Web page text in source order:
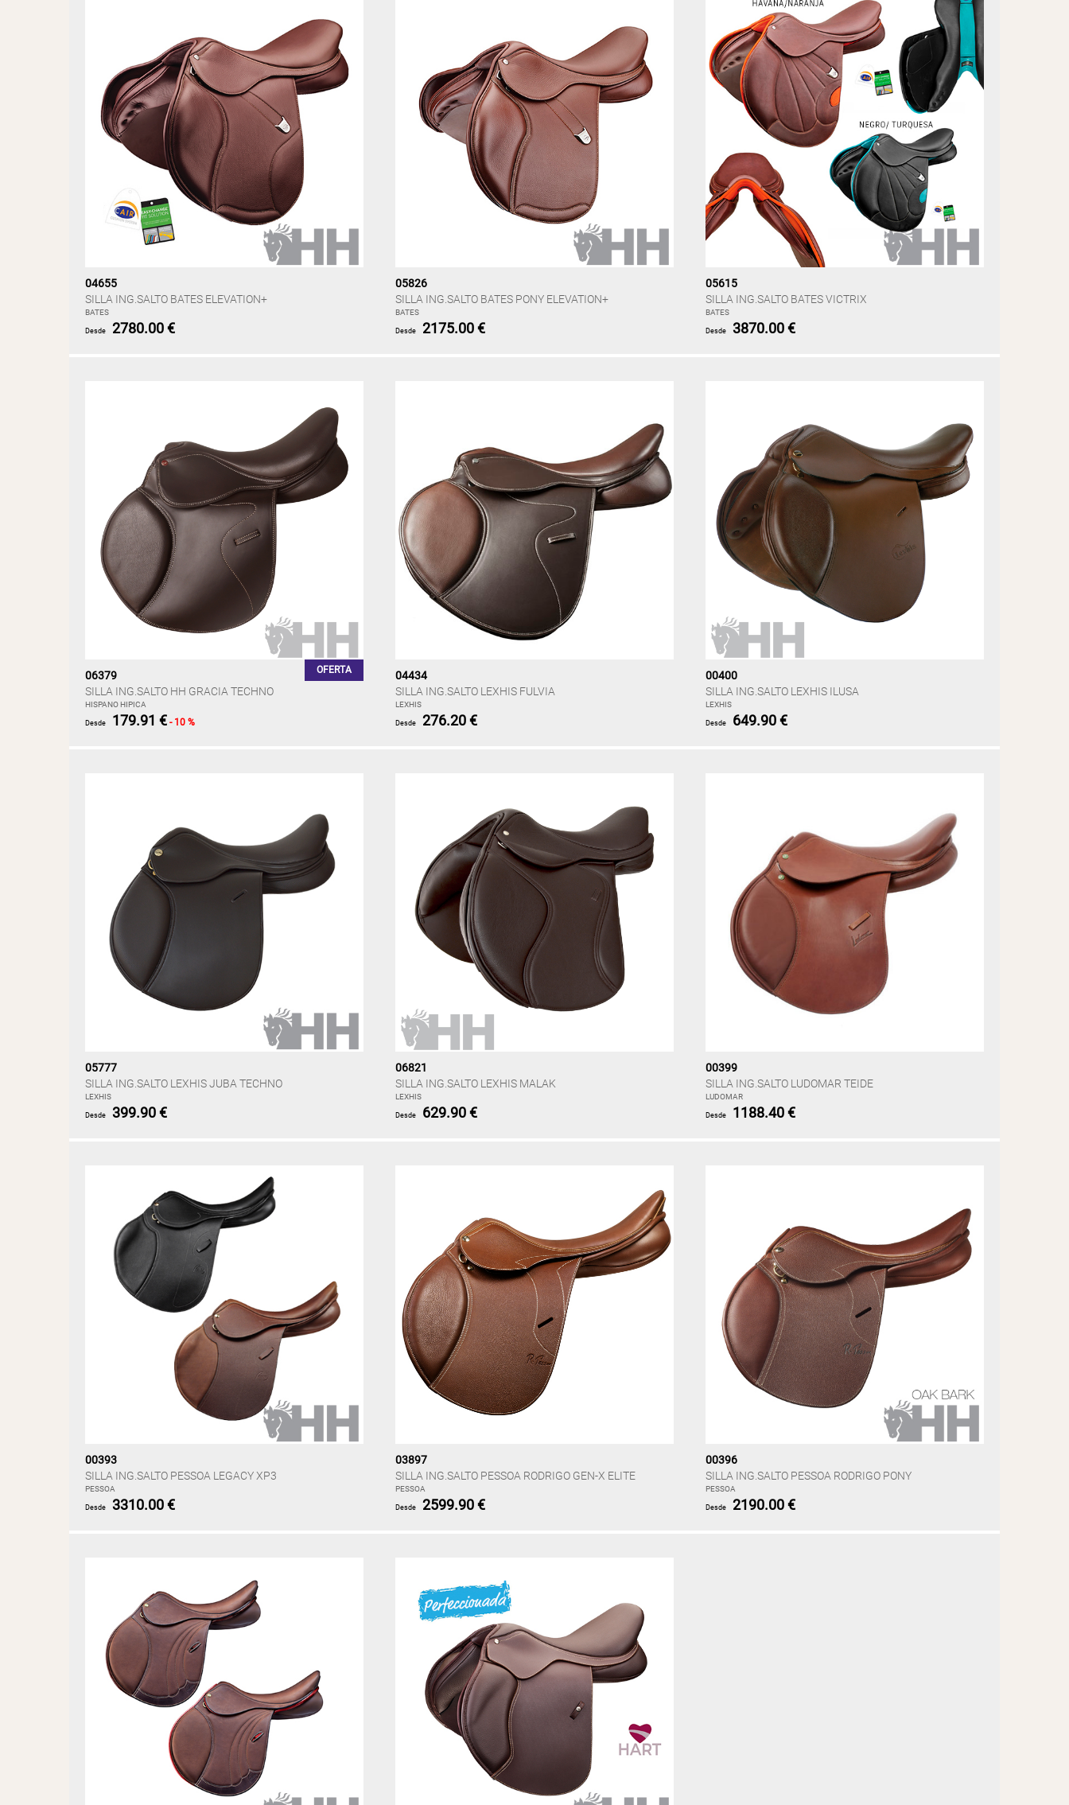
04655
SILLA ING.SALTO BATES ELEVATION+
BATES
Desde 2780.00 €
05826
SILLA ING.SALTO BATES PONY ELEVATION+
BATES
Desde 2175.00 €
05615
SILLA ING.SALTO BATES VICTRIX
BATES
Desde 3870.00 €
06379 OFERTA
SILLA ING.SALTO HH GRACIA TECHNO
HISPANO HIPICA
Desde 179.91 € - 10 %
04434
SILLA ING.SALTO LEXHIS FULVIA
LEXHIS
Desde 276.20 €
00400
SILLA ING.SALTO LEXHIS ILUSA
LEXHIS
Desde 649.90 €
05777
SILLA ING.SALTO LEXHIS JUBA TECHNO
LEXHIS
Desde 399.90 €
06821
SILLA ING.SALTO LEXHIS MALAK
LEXHIS
Desde 629.90 €
00399
SILLA ING.SALTO LUDOMAR TEIDE
LUDOMAR
Desde 1188.40 €
00393
SILLA ING.SALTO PESSOA LEGACY XP3
PESSOA
Desde 3310.00 €
03897
SILLA ING.SALTO PESSOA RODRIGO GEN-X ELITE
PESSOA
Desde 2599.90 €
00396
SILLA ING.SALTO PESSOA RODRIGO PONY
PESSOA
Desde 2190.00 €